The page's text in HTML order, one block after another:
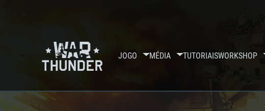
JOGO MÉDIA TUTORIAISWORKSHOP